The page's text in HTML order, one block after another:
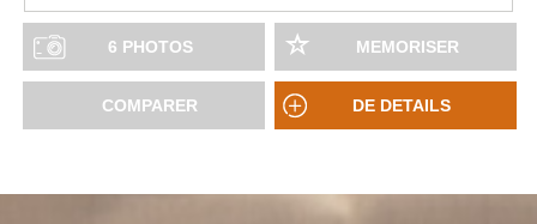
6 PHOTOS MEMORISER
COMPARER DE DETAILS